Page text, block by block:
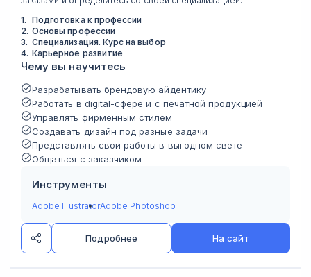
1. Подготовка к профессии
2. Основы профессии
3. Специализация. Курс на выбор
4. Карьерное развитие
Чему вы научитесь
Разрабатывать брендовую айдентику
Работать в digital-сфере и с печатной продукцией
Управлять фирменным стилем
Создавать дизайн под разные задачи
Представлять свои работы в выгодном свете
Общаться с заказчиком
Инструменты
Adobe IllustratorAdobe Photoshop
Подробнее На сайт